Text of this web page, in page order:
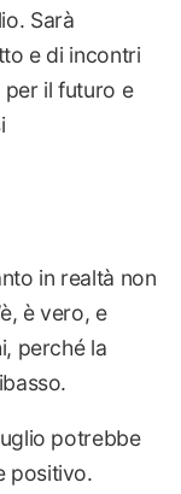
Sarà
e di incontri
il futuro e
in realtà non
è vero, e
perché la
potrebbe
positivo.